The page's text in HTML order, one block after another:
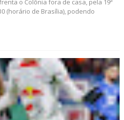
o Colônia fora de casa, pela 19ª
(horário de Brasília), podendo